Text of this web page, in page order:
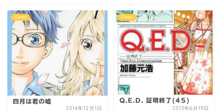
Comic
四月は君の嘘
2014年12月1日
Comic
Q.E.D. 証明終了(45)
2013年6月19日